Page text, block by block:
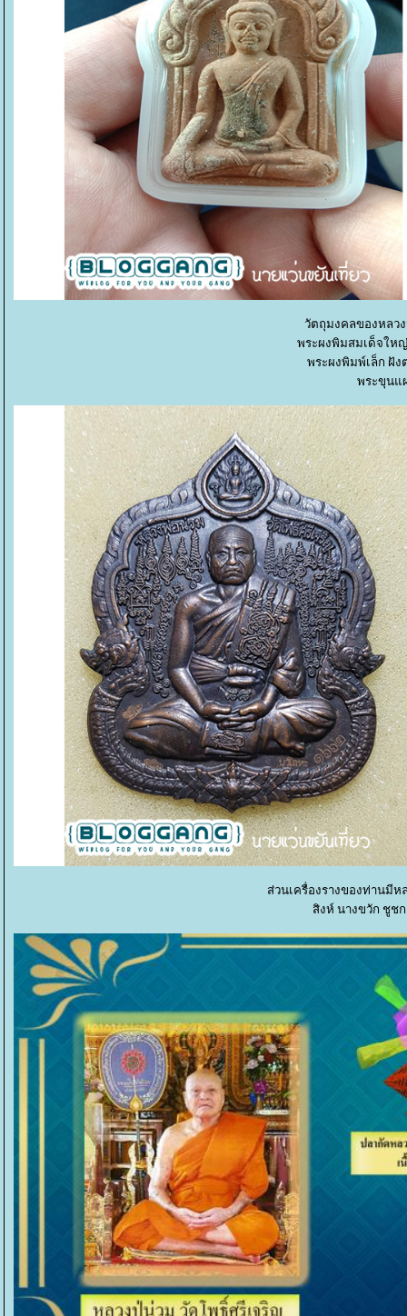
วัตถุมงคลของหลว
พระผงพิมสมเด็จให
พระผงพิมพ์เล็ก ฝั
พระขุนแ
ส่วนเครื่องรางของท่านมี
สิงห์ นางขวัก ชูช